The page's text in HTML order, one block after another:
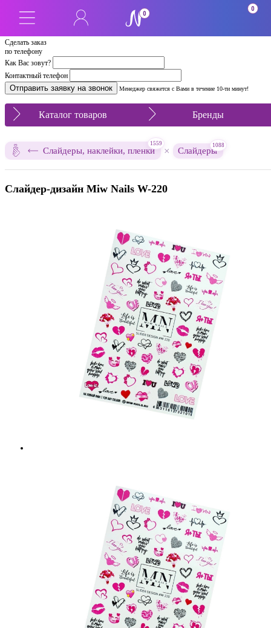
Сделать заказ
по телефону
Как Вас зовут?
Контактный телефон
Менеджер свяжется с Вами в течение 10-ти минут!
0
0
Каталог товаров Бренды
Слайдеры, наклейки, пленки
1559
× Слайдеры
1088
Слайдер-дизайн Miw Nails W-220